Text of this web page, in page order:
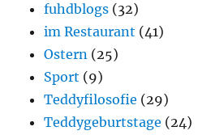
fuhdblogs (32)
im Restaurant (41)
Ostern (25)
Sport (9)
Teddyfilosofie (29)
Teddygeburtstage (24)